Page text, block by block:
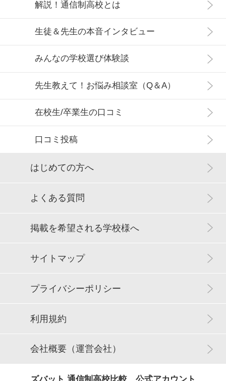
解説！通信制高校とは
生徒＆先生の本音インタビュー
みんなの学校選び体験談
先生教えて！お悩み相談室（Q＆A）
在校生/卒業生の口コミ
口コミ投稿
はじめての方へ
よくある質問
掲載を希望される学校様へ
サイトマップ
プライバシーポリシー
利用規約
会社概要（運営会社）
ズバット 通信制高校比較 公式アカウント